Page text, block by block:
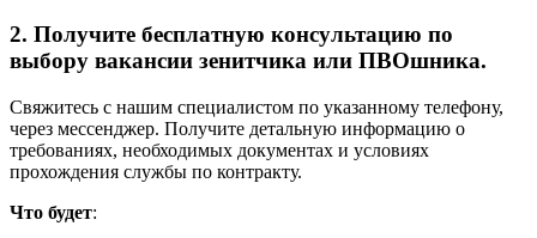
2. Получите бесплатную консультацию по
выбору вакансии зенитчика или ПВОшника.
Свяжитесь с нашим специалистом по указанному телефону,
через мессенджер. Получите детальную информацию о
требованиях, необходимых документах и условиях
прохождения службы по контракту.
Что будет: